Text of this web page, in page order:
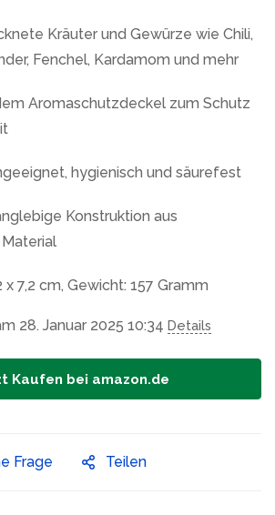
Kräuter und Gewürze wie Chili,
Fenchel, Kardamom und mehr
Aromaschutzdeckel zum Schutz
hygienisch und säurefest
Konstruktion aus
x 7,2 cm, Gewicht: 157 Gramm
28. Januar 2025 10:34 Details
Kaufen bei amazon.de
Frage Teilen